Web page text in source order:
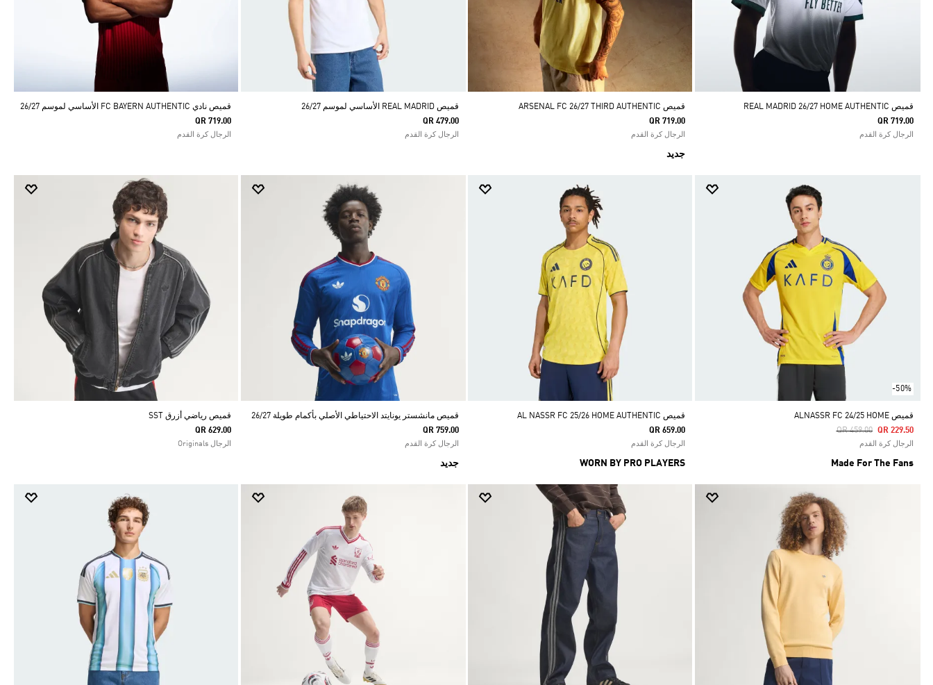
قميص REAL MADRID 26/27 HOME AUTHENTIC
QR 719.00
الرجال كرة القدم
قميص ARSENAL FC 26/27 THIRD AUTHENTIC
QR 719.00
الرجال كرة القدم
جديد
قميص REAL MADRID الأساسي لموسم 26/27
QR 479.00
الرجال كرة القدم
قميص نادي FC BAYERN AUTHENTIC الأساسي لموسم 26/27
QR 719.00
الرجال كرة القدم
-50%
قميص ALNASSR FC 24/25 HOME
Price Reduced From
QR 459.00ToQR 229.50
الرجال كرة القدم
Made For The Fans
قميص AL NASSR FC 25/26 HOME AUTHENTIC
QR 659.00
الرجال كرة القدم
WORN BY PRO PLAYERS
قميص مانشستر يونايتد الاحتياطي الأصلي بأكمام طويلة 26/27
QR 759.00
الرجال كرة القدم
جديد
قميص رياضي أزرق SST
QR 629.00
الرجال Originals